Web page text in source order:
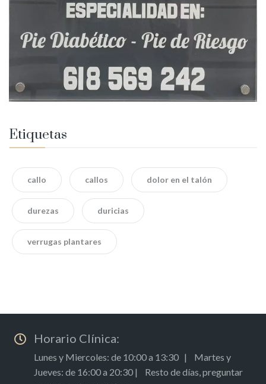
Etiquetas
callo callos dolor en el talón
durezas duricias
verrugas plantares
Horario Clínica:
Lunes y Miercoles: de 10:00 a 13:30 | Martes y
Jueves: de 16:00 a 20:30 | Resto de días, preguntar